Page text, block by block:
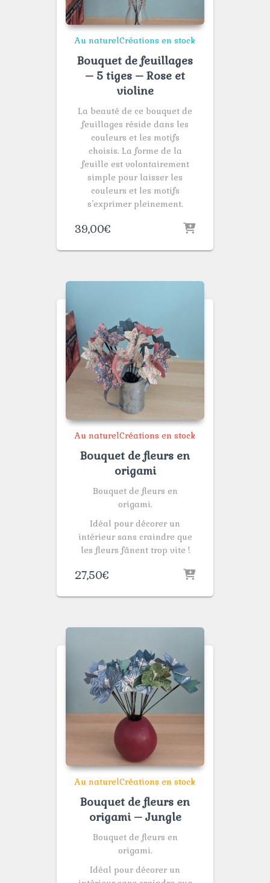
Au naturelCréations en stock
Bouquet de feuillages
– 5 tiges – Rose et
violine
La beauté de ce bouquet de
feuillages réside dans les
couleurs et les motifs
choisis. La forme de la
feuille est volontairement
simple pour laisser les
couleurs et les motifs
s’exprimer pleinement.
39,00€
Au naturelCréations en stock
Bouquet de fleurs en
origami
Bouquet de fleurs en
origami.
Idéal pour décorer un
intérieur sans craindre que
les fleurs fânent trop vite !
27,50€
Au naturelCréations en stock
Bouquet de fleurs en
origami – Jungle
Bouquet de fleurs en
origami.
Idéal pour décorer un